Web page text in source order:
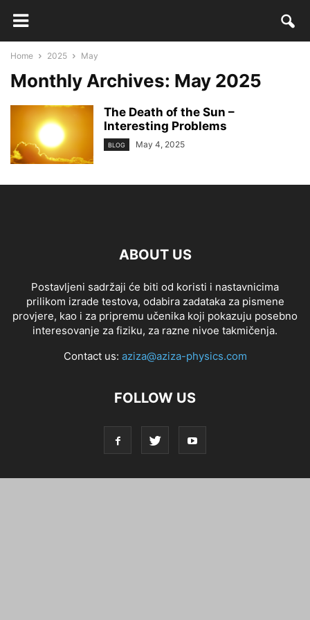
Home 2025 May
Monthly Archives: May 2025
The Death of the Sun –
Interesting Problems
BLOG May 4, 2025
ABOUT US
Postavljeni sadržaji će biti od koristi i nastavnicima
prilikom izrade testova, odabira zadataka za pismene
provjere, kao i za pripremu učenika koji pokazuju posebno
interesovanje za fiziku, za razne nivoe takmičenja.
Contact us: aziza@aziza-physics.com
FOLLOW US